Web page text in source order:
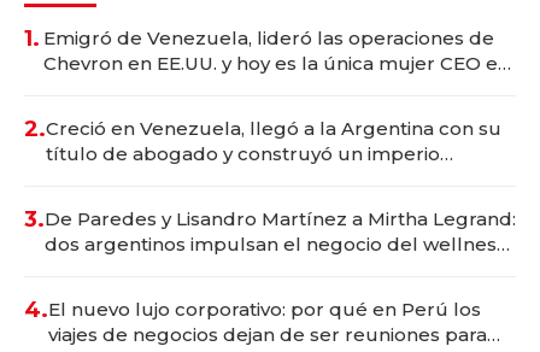
1. Emigró de Venezuela, lideró las operaciones de
Chevron en EE.UU. y hoy es la única mujer CEO en
2.Creció en Venezuela, llegó a la Argentina con su
título de abogado y construyó un imperio
3.De Paredes y Lisandro Martínez a Mirtha Legrand:
dos argentinos impulsan el negocio del wellness
4.El nuevo lujo corporativo: por qué en Perú los
viajes de negocios dejan de ser reuniones para